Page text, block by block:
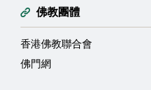
佛教團體
香港佛教聯合會
佛門網